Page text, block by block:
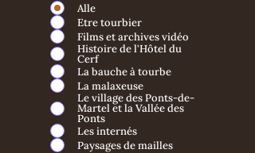
Alle
Etre tourbier
Films et archives vidéo
Histoire de l'Hôtel du
Cerf
La bauche à tourbe
La malaxeuse
Le village des Ponts-de-
Martel et la Vallée des
Ponts
Les internés
Paysages de mailles